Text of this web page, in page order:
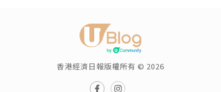
香港經濟日報版權所有 © 2026